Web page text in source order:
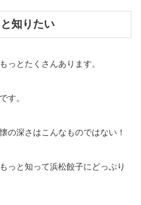
知りたい
っとたくさんあります。
す。
の深さはこんなものではない！
っと知って浜松餃子にどっぷり